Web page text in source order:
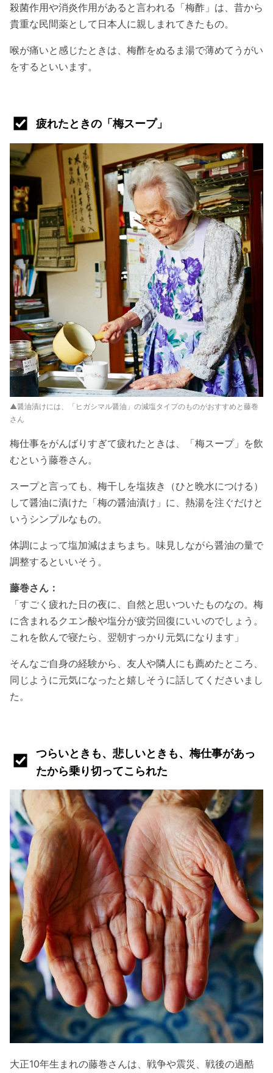
殺菌作用や消炎作用があると言われる「梅酢」は、昔から
貴重な民間薬として日本人に親しまれてきたもの。
喉が痛いと感じたときは、梅酢をぬるま湯で薄めてうがい
をするといいます。
疲れたときの「梅スープ」
▲醤油漬けには、「ヒガシマル醤油」の減塩タイプのものがおすすめと藤巻
さん
梅仕事をがんばりすぎて疲れたときは、「梅スープ」を飲
むという藤巻さん。
スープと言っても、梅干しを塩抜き（ひと晩水につける）
して醤油に漬けた「梅の醤油漬け」に、熱湯を注ぐだけと
いうシンプルなもの。
体調によって塩加減はまちまち。味見しながら醤油の量で
調整するといいそう。
藤巻さん：
「すごく疲れた日の夜に、自然と思いついたものなの。梅
に含まれるクエン酸や塩分が疲労回復にいいのでしょう。
これを飲んで寝たら、翌朝すっかり元気になります」
そんなご自身の経験から、友人や隣人にも薦めたところ、
同じように元気になったと嬉しそうに話してくださいまし
た。
つらいときも、悲しいときも、梅仕事があっ
たから乗り切ってこられた
大正10年生まれの藤巻さんは、戦争や震災、戦後の過酷